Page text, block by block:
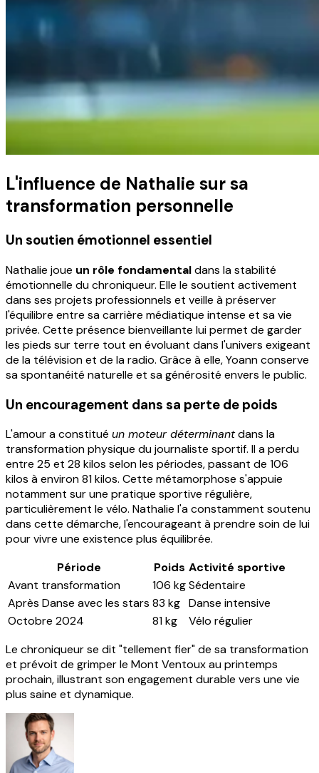
L'influence de Nathalie sur sa
transformation personnelle
Un soutien émotionnel essentiel
Nathalie joue un rôle fondamentaldans la stabilité
émotionnelle du chroniqueur. Elle le soutient activement
dans ses projets professionnels et veille à préserver
l'équilibre entre sa carrière médiatique intense et sa vie
privée. Cette présence bienveillante lui permet de garder
les pieds sur terre tout en évoluant dans l'univers exigeant
de la télévision et de la radio. Grâce à elle, Yoann conserve
sa spontanéité naturelle et sa générosité envers le public.
Un encouragement dans sa perte de poids
L'amour a constitué un moteur déterminantdans la
transformation physique du journaliste sportif. Il a perdu
entre 25 et 28 kilos selon les périodes, passant de 106
kilos à environ 81 kilos. Cette métamorphose s'appuie
notamment sur une pratique sportive régulière,
particulièrement le vélo. Nathalie l'a constamment soutenu
dans cette démarche, l'encourageant à prendre soin de lui
pour vivre une existence plus équilibrée.
Période
Poids Activité sportive
Avant transformation
106 kgSédentaire
Après Danse avec les stars 83 kg Danse intensive
Octobre 2024
81 kg
Vélo régulier
Le chroniqueur se dit "tellement fier" de sa transformation
et prévoit de grimper le Mont Ventoux au printemps
prochain, illustrant son engagement durable vers une vie
plus saine et dynamique.